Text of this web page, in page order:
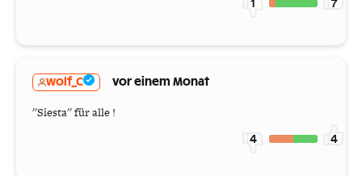
wolf_C vor einem Monat
''Siesta'' für alle !
4 4